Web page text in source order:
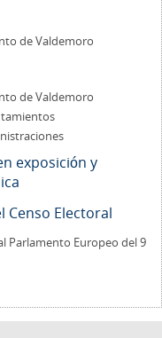
de Valdemoro
de Valdemoro
exposición y
Censo Electoral
Parlamento Europeo del 9